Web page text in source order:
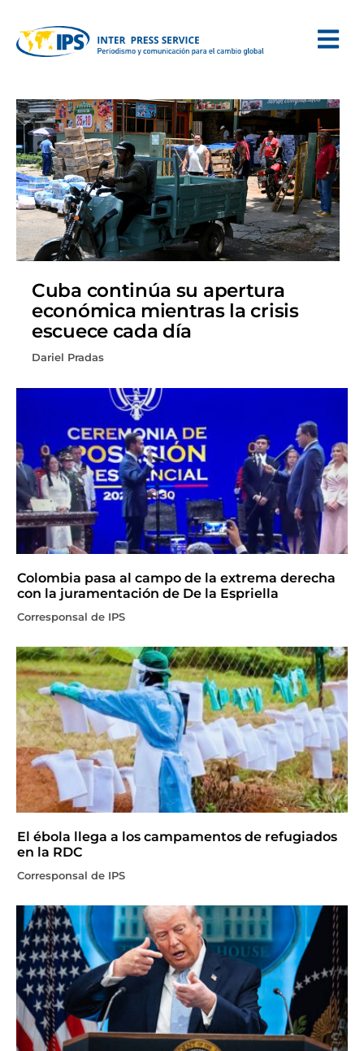
Cuba continúa su apertura
económica mientras la crisis
escuece cada día
Dariel Pradas
Colombia pasa al campo de la extrema derecha
con la juramentación de De la Espriella
Corresponsal de IPS
El ébola llega a los campamentos de refugiados
en la RDC
Corresponsal de IPS